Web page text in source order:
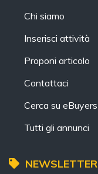
Chi siamo
Inserisci attività
Proponi articolo
Contattaci
Cerca su eBuyers
Tutti gli annunci
NEWSLETTER